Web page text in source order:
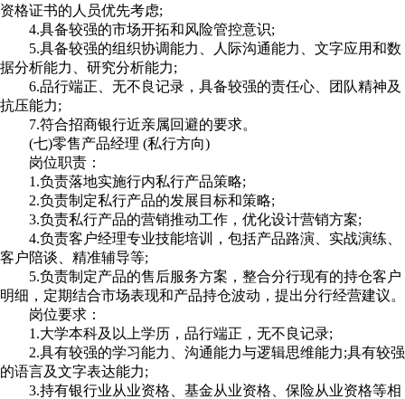
资格证书的人员优先考虑;
4.具备较强的市场开拓和风险管控意识;
5.具备较强的组织协调能力、人际沟通能力、文字应用和数
据分析能力、研究分析能力;
6.品行端正、无不良记录，具备较强的责任心、团队精神及
抗压能力;
7.符合招商银行近亲属回避的要求。
(七)零售产品经理 (私行方向)
岗位职责：
1.负责落地实施行内私行产品策略;
2.负责制定私行产品的发展目标和策略;
3.负责私行产品的营销推动工作，优化设计营销方案;
4.负责客户经理专业技能培训，包括产品路演、实战演练、
客户陪谈、精准辅导等;
5.负责制定产品的售后服务方案，整合分行现有的持仓客户
明细，定期结合市场表现和产品持仓波动，提出分行经营建议。
岗位要求：
1.大学本科及以上学历，品行端正，无不良记录;
2.具有较强的学习能力、沟通能力与逻辑思维能力;具有较强
的语言及文字表达能力;
3.持有银行业从业资格、基金从业资格、保险从业资格等相